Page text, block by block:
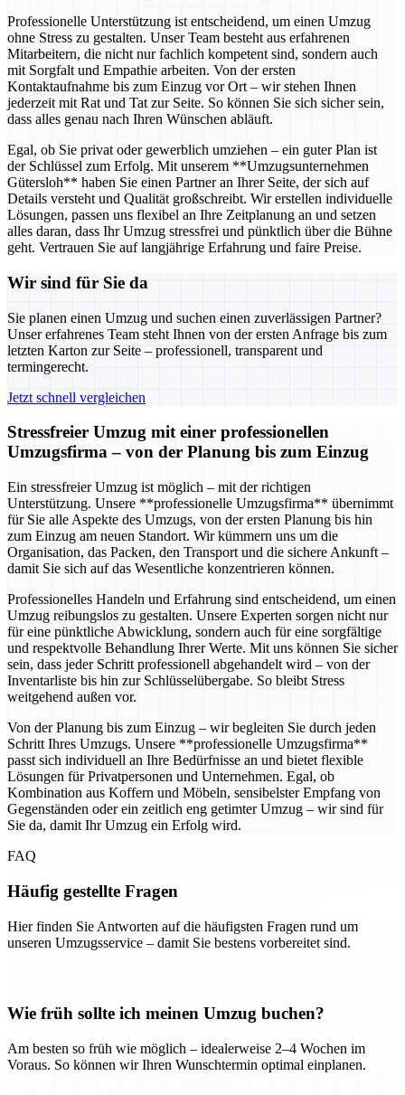
Professionelle Unterstützung ist entscheidend, um einen Umzug
ohne Stress zu gestalten. Unser Team besteht aus erfahrenen
Mitarbeitern, die nicht nur fachlich kompetent sind, sondern auch
mit Sorgfalt und Empathie arbeiten. Von der ersten
Kontaktaufnahme bis zum Einzug vor Ort – wir stehen Ihnen
jederzeit mit Rat und Tat zur Seite. So können Sie sich sicher sein,
dass alles genau nach Ihren Wünschen abläuft.
Egal, ob Sie privat oder gewerblich umziehen – ein guter Plan ist
der Schlüssel zum Erfolg. Mit unserem **Umzugsunternehmen
Gütersloh** haben Sie einen Partner an Ihrer Seite, der sich auf
Details versteht und Qualität großschreibt. Wir erstellen individuelle
Lösungen, passen uns flexibel an Ihre Zeitplanung an und setzen
alles daran, dass Ihr Umzug stressfrei und pünktlich über die Bühne
geht. Vertrauen Sie auf langjährige Erfahrung und faire Preise.
Wir sind für Sie da
Sie planen einen Umzug und suchen einen zuverlässigen Partner?
Unser erfahrenes Team steht Ihnen von der ersten Anfrage bis zum
letzten Karton zur Seite – professionell, transparent und
termingerecht.
Jetzt schnell vergleichen
Stressfreier Umzug mit einer professionellen
Umzugsfirma – von der Planung bis zum Einzug
Ein stressfreier Umzug ist möglich – mit der richtigen
Unterstützung. Unsere **professionelle Umzugsfirma** übernimmt
für Sie alle Aspekte des Umzugs, von der ersten Planung bis hin
zum Einzug am neuen Standort. Wir kümmern uns um die
Organisation, das Packen, den Transport und die sichere Ankunft –
damit Sie sich auf das Wesentliche konzentrieren können.
Professionelles Handeln und Erfahrung sind entscheidend, um einen
Umzug reibungslos zu gestalten. Unsere Experten sorgen nicht nur
für eine pünktliche Abwicklung, sondern auch für eine sorgfältige
und respektvolle Behandlung Ihrer Werte. Mit uns können Sie sicher
sein, dass jeder Schritt professionell abgehandelt wird – von der
Inventarliste bis hin zur Schlüsselübergabe. So bleibt Stress
weitgehend außen vor.
Von der Planung bis zum Einzug – wir begleiten Sie durch jeden
Schritt Ihres Umzugs. Unsere **professionelle Umzugsfirma**
passt sich individuell an Ihre Bedürfnisse an und bietet flexible
Lösungen für Privatpersonen und Unternehmen. Egal, ob
Kombination aus Koffern und Möbeln, sensibelster Empfang von
Gegenständen oder ein zeitlich eng getimter Umzug – wir sind für
Sie da, damit Ihr Umzug ein Erfolg wird.
FAQ
Häufig gestellte Fragen
Hier finden Sie Antworten auf die häufigsten Fragen rund um
unseren Umzugsservice – damit Sie bestens vorbereitet sind.
Wie früh sollte ich meinen Umzug buchen?
Am besten so früh wie möglich – idealerweise 2–4 Wochen im
Voraus. So können wir Ihren Wunschtermin optimal einplanen.